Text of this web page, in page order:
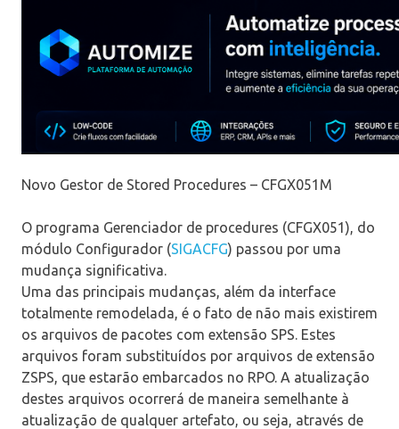
Novo Gestor de Stored Procedures – CFGX051M
O programa Gerenciador de procedures (CFGX051), do
módulo Configurador (SIGACFG) passou por uma
mudança significativa.
Uma das principais mudanças, além da interface
totalmente remodelada, é o fato de não mais existirem
os arquivos de pacotes com extensão SPS. Estes
arquivos foram substituídos por arquivos de extensão
ZSPS, que estarão embarcados no RPO. A atualização
destes arquivos ocorrerá de maneira semelhante à
atualização de qualquer artefato, ou seja, através de